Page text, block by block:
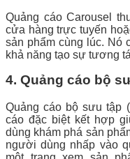
Quảng cáo Carousel
cửa hàng trực tuyến
sản phẩm cùng lúc. Nó
khả năng tạo sự tương
4. Quảng cáo bộ
Quảng cáo bộ sưu tập
cáo đặc biệt kết hợp
dùng khám phá sản
người dùng nhấp vào